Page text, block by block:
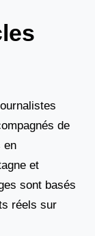
de
en
et
sont basés
réels sur